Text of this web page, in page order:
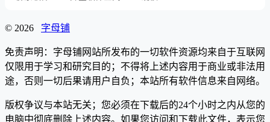
© 2026 字母铺
免责声明：字母铺网站所发布的一切软件资源均来自于互联网
仅限用于学习和研究目的；不得将上述内容用于商业或非法用
途，否则一切后果请用户自负；本站所有软件信息来自网络。
版权争议与本站无关；您必须在下载后的24个小时之内从您的
电脑中彻底删除上述内容。如果您访问和下载此文件，表示您